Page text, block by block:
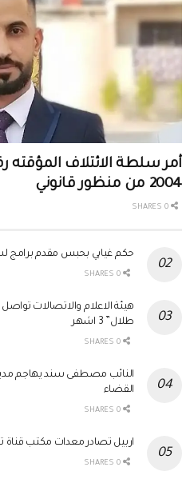
2004 من منظور قانوني
حكم غيابي بحبس مقدم برامج
هيئة الاعلام والاتصالات
طلال” 3 اشهر
النائب مصطفى سند يهاجم مدير
القضاء
اربيل تصادر معدات مكتب قناة